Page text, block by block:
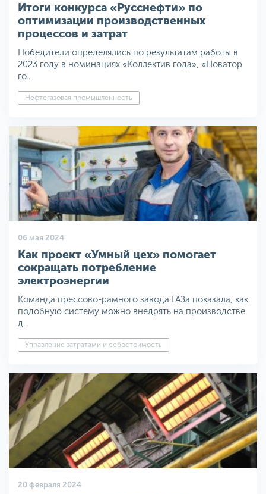
Итоги конкурса «Русснефти» по
оптимизации производственных
процессов и затрат
Победители определялись по результатам работы в
2023 году в номинациях «Коллектив года», «Новатор
го..
Нефтегазовая промышленность
06 мая 2024
Как проект «Умный цех» помогает
сокращать потребление
электроэнергии
Команда прессово-рамного завода ГАЗа показала, как
подобную систему можно внедрять на производстве
д..
Управление затратами и себестоимость
20 февраля 2024